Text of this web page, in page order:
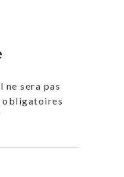
ne sera pas
obligatoires